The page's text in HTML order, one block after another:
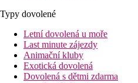
Typy dovolené
Letní dovolená u moře
Last minute zájezdy
Animační kluby
Exotická dovolená
Dovolená s dětmi zdarma